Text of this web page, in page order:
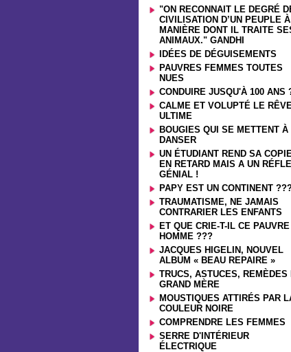
"ON RECONNAIT LE DEGRÉ
CIVILISATION D’UN PEUPLE
MANIÈRE DONT IL TRAITE
ANIMAUX." GANDHI
IDÉES DE DÉGUISEMENTS
PAUVRES FEMMES TOUTES
NUES
CONDUIRE JUSQU'À 100 ANS
CALME ET VOLUPTÉ LE
ULTIME
BOUGIES QUI SE METTENT À
DANSER
UN ÉTUDIANT REND SA
EN RETARD MAIS A UN
GÉNIAL !
PAPY EST UN CONTINENT
TRAUMATISME, NE JAMAIS
CONTRARIER LES ENFANTS
ET QUE CRIE-T-IL CE PAUVRE
HOMME ???
JACQUES HIGELIN, NOUVEL
ALBUM « BEAU REPAIRE »
TRUCS, ASTUCES, REMÈDES
GRAND MÈRE
MOUSTIQUES ATTIRÉS PAR
COULEUR NOIRE
COMPRENDRE LES FEMMES
SERRE D'INTÉRIEUR
ÉLECTRIQUE